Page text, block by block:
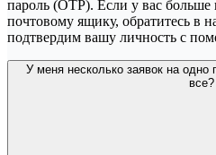
пароль (OTP). Если у вас больше
почтовому ящику, обратитесь в
подтвердим вашу личность с
У меня несколько заявок на
все?